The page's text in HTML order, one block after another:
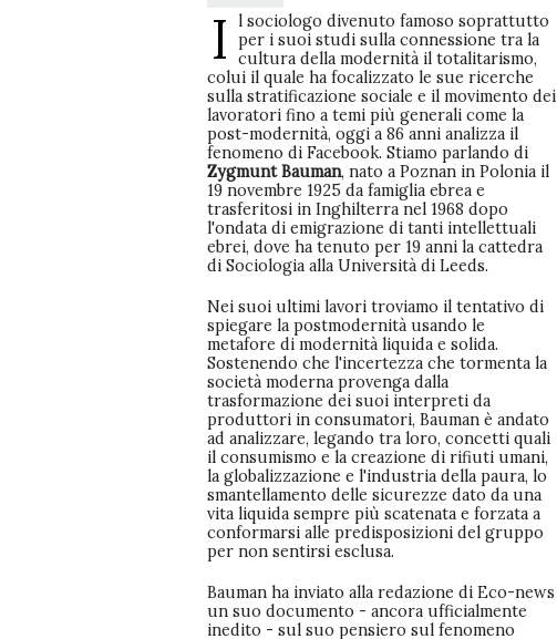
I
l sociologo divenuto famoso soprattutto
per i suoi studi sulla connessione tra la
cultura della modernità il totalitarismo,
colui il quale ha focalizzato le sue ricerche
sulla stratificazione sociale e il movimento dei
lavoratori fino a temi più generali come la
post-modernità, oggi a 86 anni analizza il
fenomeno di Facebook. Stiamo parlando di
Zygmunt Bauman, nato a Poznan in Polonia il
19 novembre 1925 da famiglia ebrea e
trasferitosi in Inghilterra nel 1968 dopo
l'ondata di emigrazione di tanti intellettuali
ebrei, dove ha tenuto per 19 anni la cattedra
di Sociologia alla Università di Leeds.
Nei suoi ultimi lavori troviamo il tentativo di
spiegare la postmodernità usando le
metafore di modernità liquida e solida.
Sostenendo che l'incertezza che tormenta la
società moderna provenga dalla
trasformazione dei suoi interpreti da
produttori in consumatori, Bauman è andato
ad analizzare, legando tra loro, concetti quali
il consumismo e la creazione di rifiuti umani,
la globalizzazione e l'industria della paura, lo
smantellamento delle sicurezze dato da una
vita liquida sempre più scatenata e forzata a
conformarsi alle predisposizioni del gruppo
per non sentirsi esclusa.
Bauman ha inviato alla redazione di Eco-news
un suo documento - ancora ufficialmente
inedito - sul suo pensiero sul fenomeno